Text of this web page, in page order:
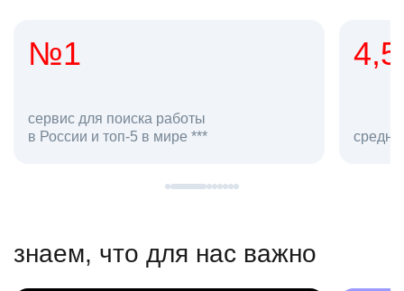
4,5
средняя оценка hh.ru как работодателя **
в hh.ru
знаем, что для нас важно